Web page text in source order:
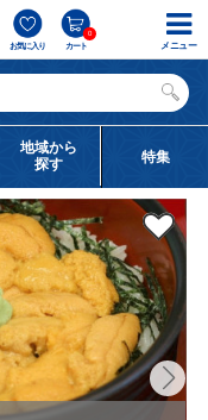
お気に入り カート
0
地域から
探す
特集
メニュー